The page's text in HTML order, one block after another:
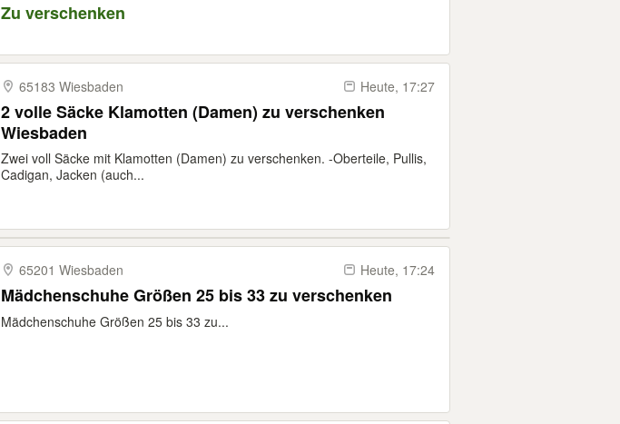
Zu verschenken
65183 Wiesbaden Heute, 17:27
2 volle Säcke Klamotten (Damen) zu verschenken
Wiesbaden
Zwei voll Säcke mit Klamotten (Damen) zu verschenken. -Oberteile, Pullis,
Cadigan, Jacken (auch...
65201 Wiesbaden Heute, 17:24
Mädchenschuhe Größen 25 bis 33 zu verschenken
Mädchenschuhe Größen 25 bis 33 zu...